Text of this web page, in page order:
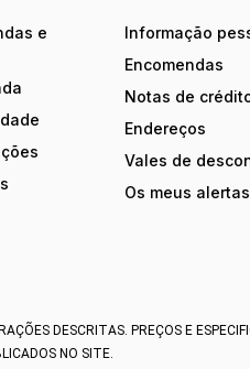
e
Informação
Encomendas
Notas de
Endereços
Vales de
Os meus alertas
DESCRITAS. PREÇOS E
NO SITE.